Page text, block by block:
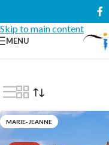
Skip to main content
MENU
Accueil Locations vacances
MARIE-JEANNE